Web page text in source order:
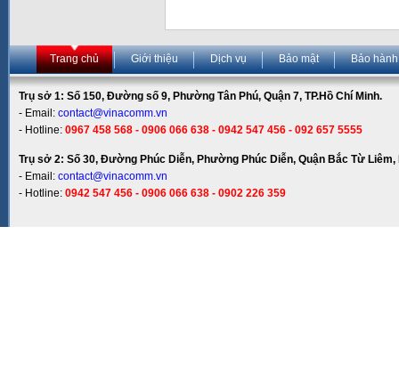
Trang chủ Giới thiệu Dịch vụ Bảo mật Bảo hành
Trụ sở 1: Số 150, Đường số 9, Phường Tân Phú, Quận 7, TP.Hồ Chí Minh.
- Email: contact@vinacomm.vn
- Hotline: 0967 458 568 - 0906 066 638 - 0942 547 456 - 092 657 5555
Trụ sở 2: Số 30, Đường Phúc Diễn, Phường Phúc Diễn, Quận Bắc Từ Liêm,
- Email: contact@vinacomm.vn
- Hotline: 0942 547 456 - 0906 066 638 - 0902 226 359